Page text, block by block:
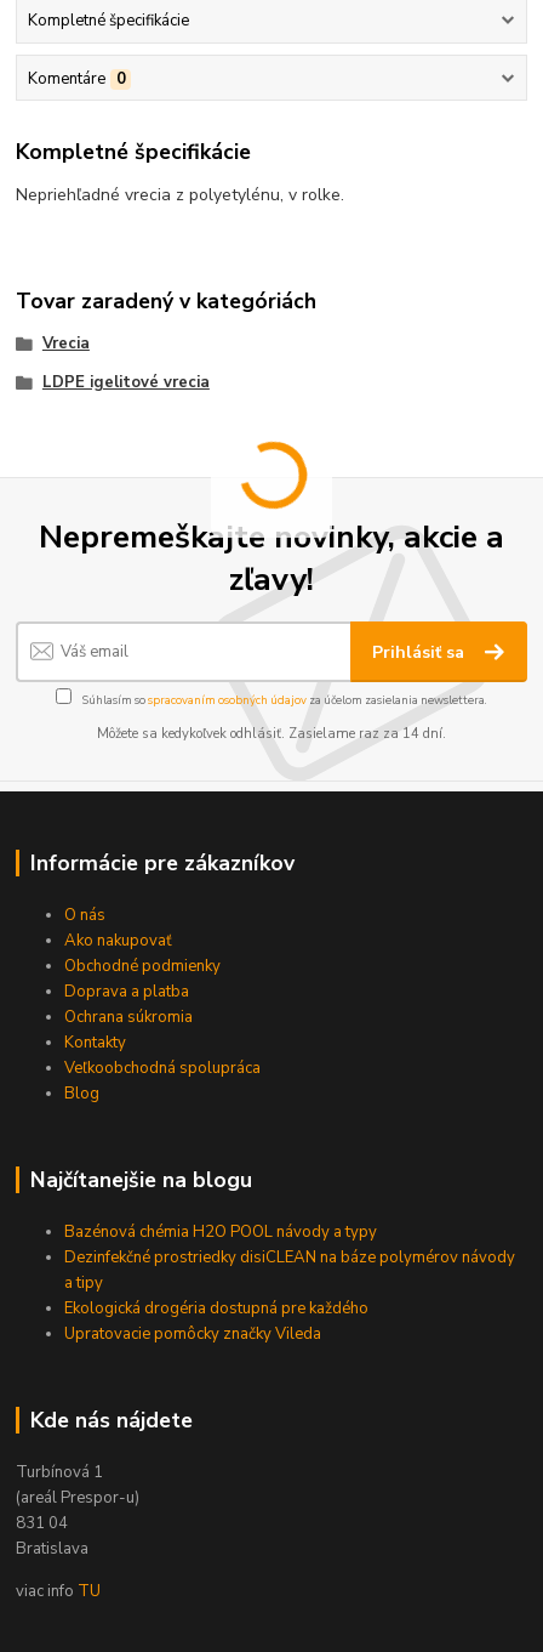
Kompletné špecifikácie
Komentáre 0
Kompletné špecifikácie
Nepriehľadné vrecia z polyetylénu, v rolke.
Tovar zaradený v kategóriách
Vrecia
LDPE igelitové vrecia
Nepremeškajte novinky, akcie a
zľavy!
Prihlásiť sa
Súhlasím sospracovaním osobných údajov za účelom zasielania newslettera.
Môžete sa kedykoľvek odhlásiť. Zasielame raz za 14 dní.
Informácie pre zákazníkov
O nás
Ako nakupovať
Obchodné podmienky
Doprava a platba
Ochrana súkromia
Kontakty
Veľkoobchodná spolupráca
Blog
Najčítanejšie na blogu
Bazénová chémia H2O POOL návody a typy
Dezinfekčné prostriedky disiCLEAN na báze polymérov návody
a tipy
Ekologická drogéria dostupná pre každého
Upratovacie pomôcky značky Vileda
Kde nás nájdete
Turbínová 1
(areál Prespor-u)
831 04
Bratislava
viac info TU